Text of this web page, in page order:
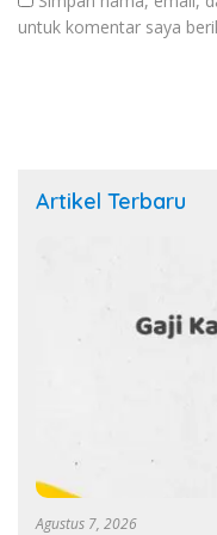
untuk komentar saya
Artikel Terbaru
Agustus 7, 2026